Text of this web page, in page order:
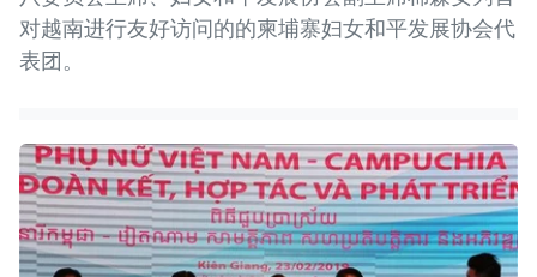
对越南进行友好访问的的柬埔寨妇女和平发展协会代
表团。